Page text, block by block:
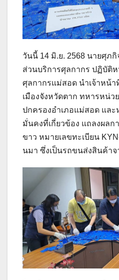
วันนี้ 14 มิ.ย. 2568 นายศุภ
ส่วนบริการศุลกากร ปฏิบัติ
ศุลกากรแม่สอด นำเจ้าหน้า
เมืองจังหวัดตาก ทหารหน่ว
ปกครองอำเภอแม่สอด แล
มั่นคงที่เกี่ยวข้อง แถลงผล
ขาว หมายเลขทะเบียน
นมา ซึ่งเป็นรถขนส่งสินค้าจ